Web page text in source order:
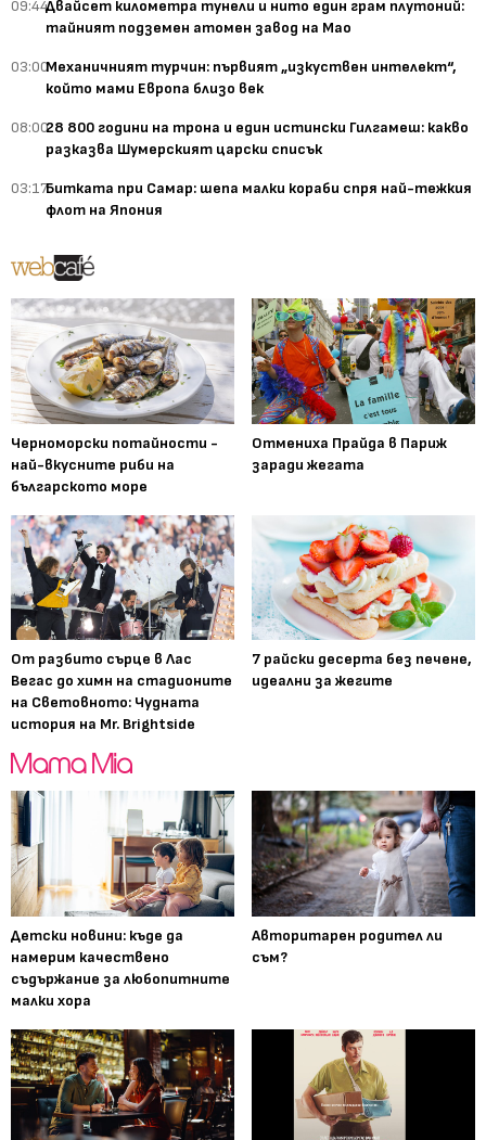
09:44Двайсет километра тунели и нито един грам плутоний:
тайният подземен атомен завод на Мао
03:00Механичният турчин: първият „изкуствен интелект“,
който мами Европа близо век
08:0028 800 години на трона и един истински Гилгамеш: какво
разказва Шумерският царски списък
03:17Битката при Самар: шепа малки кораби спря най-тежкия
флот на Япония
Черноморски потайности -
най-вкусните риби на
българското море
Отмениха Прайда в Париж
заради жегата
От разбито сърце в Лас
Вегас до химн на стадионите
на Световното: Чудната
история на Mr. Brightside
7 райски десерта без печене,
идеални за жегите
Детски новини: къде да
намерим качествено
съдържание за любопитните
малки хора
Авторитарен родител ли
съм?